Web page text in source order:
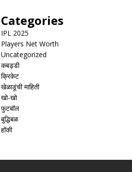
Categories
IPL 2025
Players Net Worth
Uncategorized
कबड्डी
क्रिकेट
खेळाडूंची माहिती
खो-खो
फुटबॉल
बुद्धिबळ
हॉकी